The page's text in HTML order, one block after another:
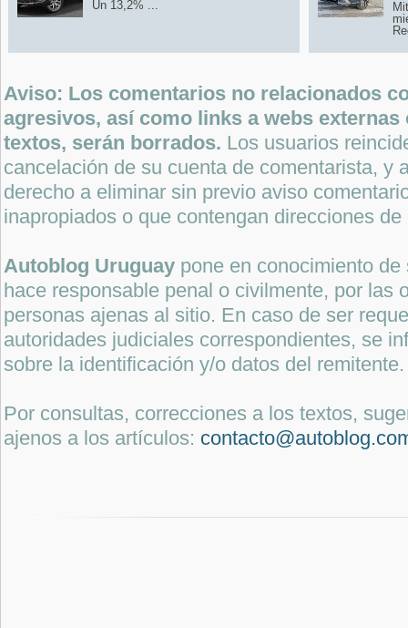
Un 13,2% ...
Aviso: Los comentarios no relacionados
agresivos, así como links a webs
textos, serán borrados. Los usuarios
cancelación de su cuenta de comentarista, y
derecho a eliminar sin previo aviso
inapropiados o que contengan direcciones
Autoblog Uruguay pone en conocimiento
hace responsable penal o civilmente, por las
personas ajenas al sitio. En caso de ser
autoridades judiciales correspondientes, se
sobre la identificación y/o datos del remitente.
Por consultas, correcciones a los textos,
ajenos a los artículos: